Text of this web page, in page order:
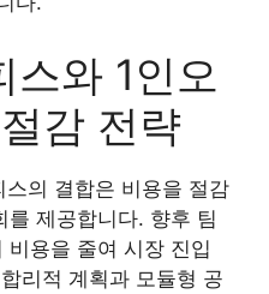
스와 1인오
감 전략
의 결합은 비용을 절감
제공합니다. 향후 팀
비용을 줄여 시장 진입
리적 계획과 모듈형 공